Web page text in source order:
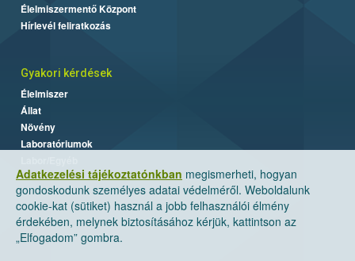
Adatkezelési tájékoztatónkban megismerheti, hogyan
gondoskodunk személyes adatai védelméről. Weboldalunk
cookie-kat (sütiket) használ a jobb felhasználói élmény
érdekében, melynek biztosításához kérjük, kattintson az
„Elfogadom” gombra.
Élelmiszermentő Központ
Hírlevél feliratkozás
Gyakori kérdések
Élelmiszer
Állat
Növény
Laboratóriumok